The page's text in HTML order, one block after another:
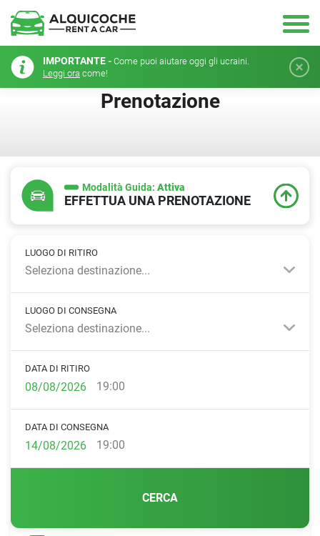
IMPORTANTE - Come puoi aiutare oggi gli ucraini.
Leggi ora come!
Prenotazione
Modalità Guida: Attiva
EFFETTUA UNA PRENOTAZIONE
LUOGO DI RITIRO
Seleziona destinazione...
LUOGO DI CONSEGNA
Seleziona destinazione...
DATA DI RITIRO
19:00
DATA DI CONSEGNA
19:00
CERCA